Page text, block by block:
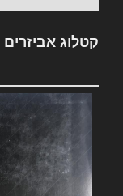
קטלוג אביזרים Jeep 1985